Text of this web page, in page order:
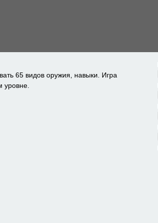
65 видов оружия, навыки. Игра
уровне.